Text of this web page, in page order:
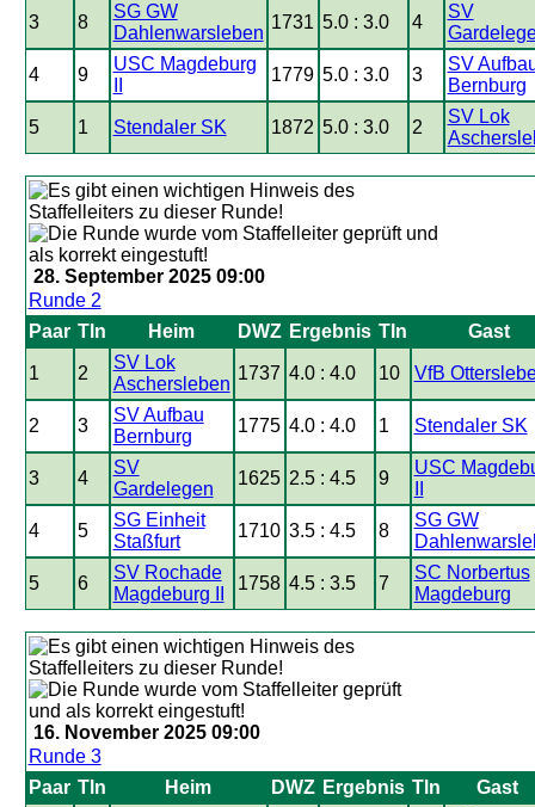
3 8
SG GW
Dahlenwarsleben
1731 5.0 : 3.0 4
SV
4 9
USC Magdeburg
1779 5.0 : 3.0 3
SV
Bernburg
5 1 Stendaler SK 1872 5.0 : 3.0 2
SV Lok
28. September 2025 09:00
Runde 2
Paar Tln Heim DWZ Ergebnis Tln Gast
1 2
SV Lok
Aschersleben
1737 4.0 : 4.0 10 VfB
2 3
SV Aufbau
Bernburg
1775 4.0 : 4.0 1 Stendaler SK
3 4
SV
Gardelegen
1625 2.5 : 4.5 9
USC
4 5
SG Einheit
Staßfurt
1710 3.5 : 4.5 8
SG GW
5 6
SV Rochade
Magdeburg II
1758 4.5 : 3.5 7
SC Norbertus
Magdeburg
16. November 2025 09:00
Runde 3
Paar Tln Heim DWZ Ergebnis Tln Gast